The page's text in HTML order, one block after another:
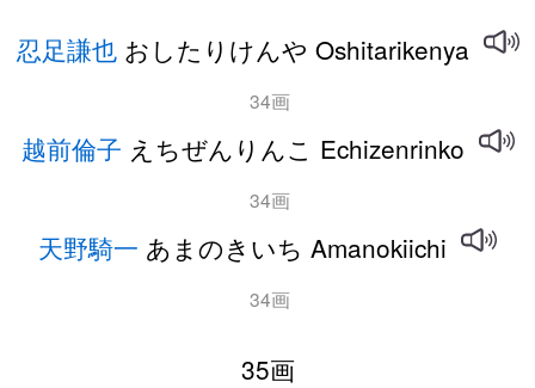
忍足謙也おしたりけんや Oshitarikenya
34画
越前倫子 えちぜんりんこ Echizenrinko
34画
天野騎一 あまのきいち Amanokiichi
34画
35画